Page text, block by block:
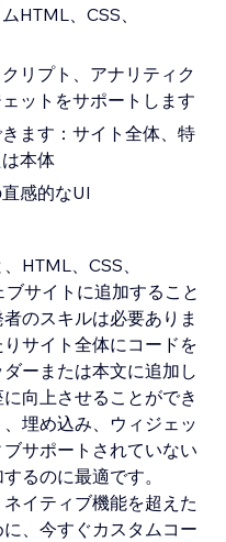
HTML、CSS、
リプト、アナリティク
ットをサポートします
ます：サイト全体、特
本体
感的なUI
HTML、CSS、
サイトに追加すること
のスキルは必要ありま
サイト全体にコードを
ーまたは本文に追加し
向上させることができ
埋め込み、ウィジェッ
サポートされていない
るのに最適です。
イティブ機能を超えた
、今すぐカスタムコー